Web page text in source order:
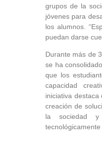
grupos de la
jóvenes para
los alumnos.
puedan darse
Durante más de
se ha
que los
capacidad
iniciativa
creación de
la sociedad
tecnológicamente